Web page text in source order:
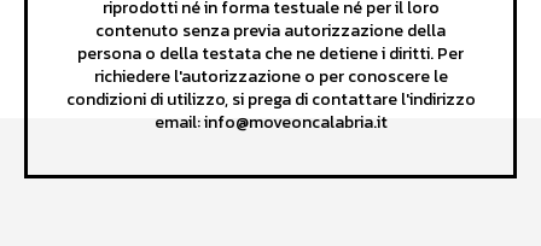
riprodotti né in forma testuale né per il loro
contenuto senza previa autorizzazione della
persona o della testata che ne detiene i diritti. Per
richiedere l'autorizzazione o per conoscere le
condizioni di utilizzo, si prega di contattare l'indirizzo
email: info@moveoncalabria.it